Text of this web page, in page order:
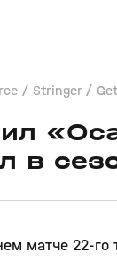
/ Stringer /
в
матче 22‑го